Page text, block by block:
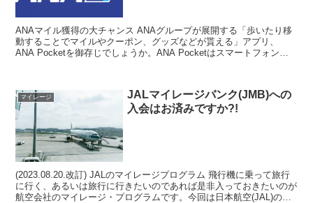
ANAマイル獲得の大チャンス ANAグループが展開する「歩いたり移
動することでマイルやクーポン、グッズなどが貰える」アプリ、
ANA Pocketを御存じでしょうか。ANA Pocketはスマートフォン向
マイレージ
JALマイレージバンク(JMB)への
入会はお済みですか?!
(2023.08.20.改訂) JALのマイレージプログラム 飛行機に乗って旅行
に行く、あるいは旅行に行きたいのであれば是非入っておきたいのが
航空会社のマイレージ・プログラムです。今回は日本航空(JAL)のマ